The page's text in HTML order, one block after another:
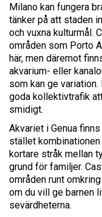
Milano kan fungera
tänker på att staden
och vuxna kulturmål.
områden som Porto
här, men däremot
akvarium- eller
som kan ge
goda kollektivtrafik
smidigt.
Akvariet i Genua
stället
kortare stråk mellan
grund för familjer.
områden runt
om du vill ge barnen
sevärdheterna.